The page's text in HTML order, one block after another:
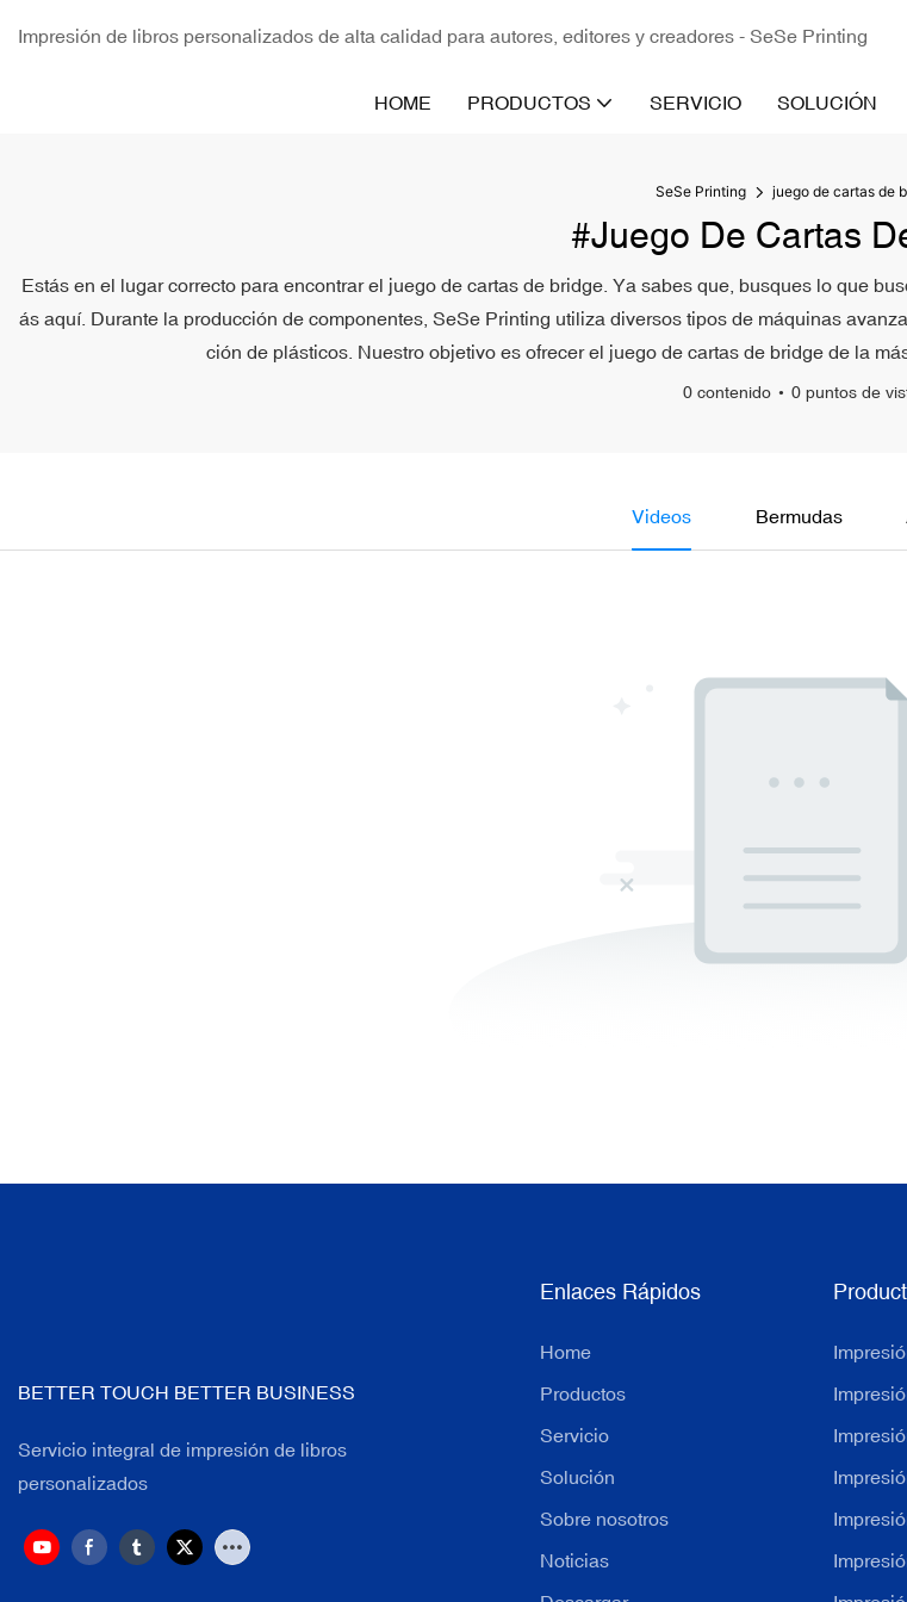
Impresión de libros personalizados de alta calidad para autores, editores y creadores - SeSe Printing
HOME PRODUCTOS SERVICIO SOLUCIÓN
SeSe Printing juego de cartas de
#juego De Cartas
Estás en el lugar correcto para encontrar el juego de cartas de bridge. Ya sabes que, busques lo que
ás aquí. Durante la producción de componentes, SeSe Printing utiliza diversos tipos de máquinas
ción de plásticos. Nuestro objetivo es ofrecer el juego de cartas de bridge de la
0 contenido 0 puntos de
Videos Bermudas
BETTER TOUCH BETTER BUSINESS
Servicio integral de impresión de libros
personalizados
Enlaces Rápidos
Home
Productos
Servicio
Solución
Sobre nosotros
Noticias